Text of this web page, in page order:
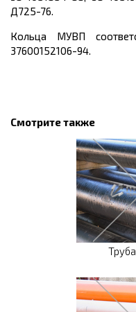
Д725-76.
Кольца МУВП
37600152106-94.
Смотрите также